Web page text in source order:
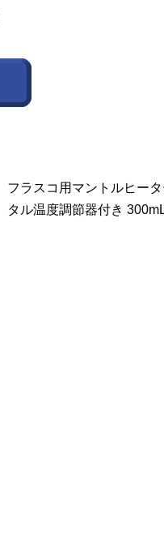
フラスコ用マントルヒー
タル温度調節器付き